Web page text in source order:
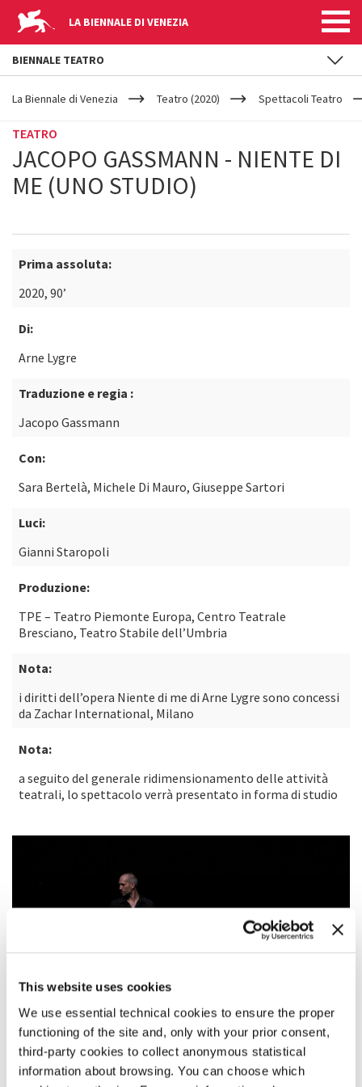
This website uses cookies
We use essential technical cookies to ensure the proper
functioning of the site and, only with your prior consent,
third-party cookies to collect anonymous statistical
information about browsing. You can choose which
LA BIENNALE DI VENEZIA
YOUR
ARE
La Biennale di Venezia Teatro (2020) Spettacoli Teatro
TEATRO
JACOPO GASSMANN - NIENTE DI
ME (UNO STUDIO)
Prima assoluta:
2020, 90’
Di:
Arne Lygre
Traduzione e regia :
Jacopo Gassmann
Con:
Sara Bertelà, Michele Di Mauro, Giuseppe Sartori
Luci:
Gianni Staropoli
Produzione:
TPE – Teatro Piemonte Europa, Centro Teatrale
Bresciano, Teatro Stabile dell’Umbria
Nota:
i diritti dell’opera Niente di me di Arne Lygre sono concessi
da Zachar International, Milano
Nota:
a seguito del generale ridimensionamento delle attività
teatrali, lo spettacolo verrà presentato in forma di studio
BIENNALE TEATRO